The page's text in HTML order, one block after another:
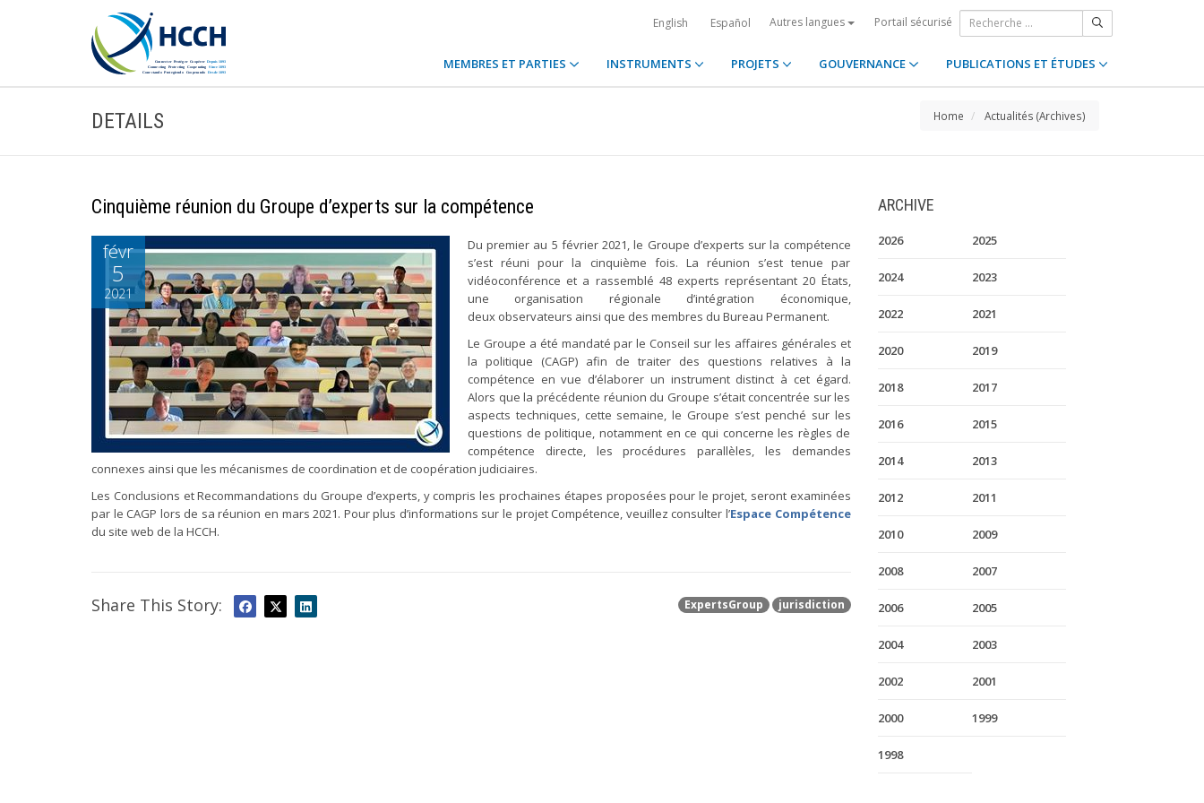
English Español Autres langues Portail sécurisé
MEMBRES ET PARTIES INSTRUMENTS PROJETS GOUVERNANCE PUBLICATIONS ET ÉTUDES
DETAILS Home Actualités (Archives)
Cinquième réunion du Groupe d’experts sur la compétence
févr
5
2021
Du premier au 5 février 2021, le Groupe d’experts sur la compétence
s’est réuni pour la cinquième fois. La réunion s’est tenue par
vidéoconférence et a rassemblé 48 experts représentant 20 États,
une organisation régionale d’intégration économique,
deux observateurs ainsi que des membres du Bureau Permanent.
Le Groupe a été mandaté par le Conseil sur les affaires générales et
la politique (CAGP) afin de traiter des questions relatives à la
compétence en vue d’élaborer un instrument distinct à cet égard.
Alors que la précédente réunion du Groupe s’était concentrée sur les
aspects techniques, cette semaine, le Groupe s’est penché sur les
questions de politique, notamment en ce qui concerne les règles de
compétence directe, les procédures parallèles, les demandes
connexes ainsi que les mécanismes de coordination et de coopération judiciaires.
Les Conclusions et Recommandations du Groupe d’experts, y compris les prochaines étapes proposées pour le projet, seront examinées
par le CAGP lors de sa réunion en mars 2021. Pour plus d’informations sur le projet Compétence, veuillez consulter l’Espace Compétence
du site web de la HCCH.
ExpertsGroup jurisdiction
Share This Story:
ARCHIVE
2026 2025
2024 2023
2022 2021
2020 2019
2018 2017
2016 2015
2014 2013
2012 2011
2010 2009
2008 2007
2006 2005
2004 2003
2002 2001
2000 1999
1998